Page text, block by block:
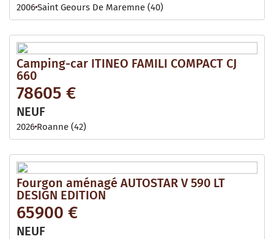
2006Saint Geours De Maremne (40)
Camping-car ITINEO FAMILI COMPACT CJ
660
78605 €
NEUF
2026 Roanne (42)
Fourgon aménagé AUTOSTAR V 590 LT
DESIGN EDITION
65900 €
NEUF